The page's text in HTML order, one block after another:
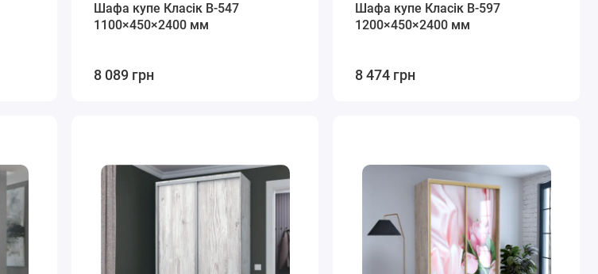
Шафа купе Класік В-547
1100×450×2400 мм
8 089 грн
Шафа купе Класік В-597
1200×450×2400 мм
8 474 грн